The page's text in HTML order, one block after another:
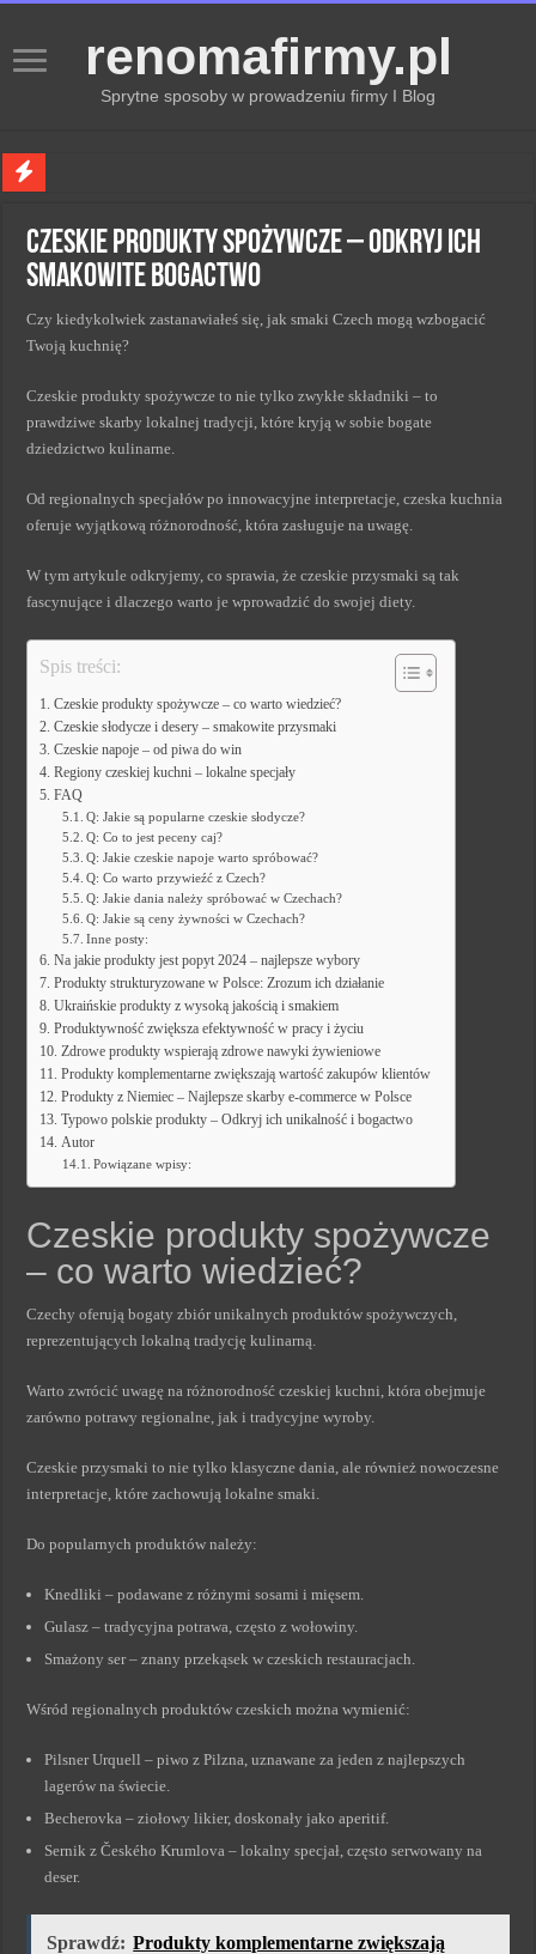
renomafirmy.pl
Sprytne sposoby w prowadzeniu firmy I Blog
Kiedy zmieniać strategię PR dla lepszych wyników
Monitorowanie wizerunku w sieci kluczem do sukcesu
Kryzys a zmiana strategii PR w skutecznym zarządzaniu
Czeskie produkty spożywcze – odkryj ich
smakowite bogactwo
Czy kiedykolwiek zastanawiałeś się, jak smaki Czech mogą wzbogacić
Twoją kuchnię?
Czeskie produkty spożywcze to nie tylko zwykłe składniki – to
prawdziwe skarby lokalnej tradycji, które kryją w sobie bogate
dziedzictwo kulinarne.
Od regionalnych specjałów po innowacyjne interpretacje, czeska kuchnia
oferuje wyjątkową różnorodność, która zasługuje na uwagę.
W tym artykule odkryjemy, co sprawia, że czeskie przysmaki są tak
fascynujące i dlaczego warto je wprowadzić do swojej diety.
Spis treści:
Czeskie produkty spożywcze – co warto wiedzieć?
Czeskie słodycze i desery – smakowite przysmaki
Czeskie napoje – od piwa do win
Regiony czeskiej kuchni – lokalne specjały
FAQ
Q: Jakie są popularne czeskie słodycze?
Q: Co to jest peceny caj?
Q: Jakie czeskie napoje warto spróbować?
Q: Co warto przywieźć z Czech?
Q: Jakie dania należy spróbować w Czechach?
Q: Jakie są ceny żywności w Czechach?
Inne posty:
Na jakie produkty jest popyt 2024 – najlepsze wybory
Produkty strukturyzowane w Polsce: Zrozum ich działanie
Ukraińskie produkty z wysoką jakością i smakiem
Produktywność zwiększa efektywność w pracy i życiu
Zdrowe produkty wspierają zdrowe nawyki żywieniowe
Produkty komplementarne zwiększają wartość zakupów klientów
Produkty z Niemiec – Najlepsze skarby e-commerce w Polsce
Typowo polskie produkty – Odkryj ich unikalność i bogactwo
Autor
Powiązane wpisy:
Czeskie produkty spożywcze
– co warto wiedzieć?
Czechy oferują bogaty zbiór unikalnych produktów spożywczych,
reprezentujących lokalną tradycję kulinarną.
Warto zwrócić uwagę na różnorodność czeskiej kuchni, która obejmuje
zarówno potrawy regionalne, jak i tradycyjne wyroby.
Czeskie przysmaki to nie tylko klasyczne dania, ale również nowoczesne
interpretacje, które zachowują lokalne smaki.
Do popularnych produktów należy:
Knedliki – podawane z różnymi sosami i mięsem.
Gulasz – tradycyjna potrawa, często z wołowiny.
Smażony ser – znany przekąsek w czeskich restauracjach.
Wśród regionalnych produktów czeskich można wymienić:
Pilsner Urquell – piwo z Pilzna, uznawane za jeden z najlepszych
lagerów na świecie.
Becherovka – ziołowy likier, doskonały jako aperitif.
Sernik z Českého Krumlova – lokalny specjał, często serwowany na
deser.
Sprawdź: Produkty komplementarne zwiększają